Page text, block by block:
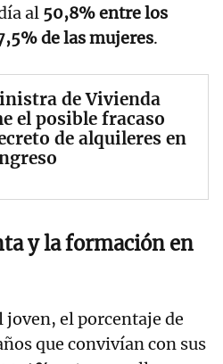
al 50,8% entre los
de las mujeres.
de Vivienda
el posible fracaso
de alquileres en
y la formación en
joven, el porcentaje de
que convivían con sus